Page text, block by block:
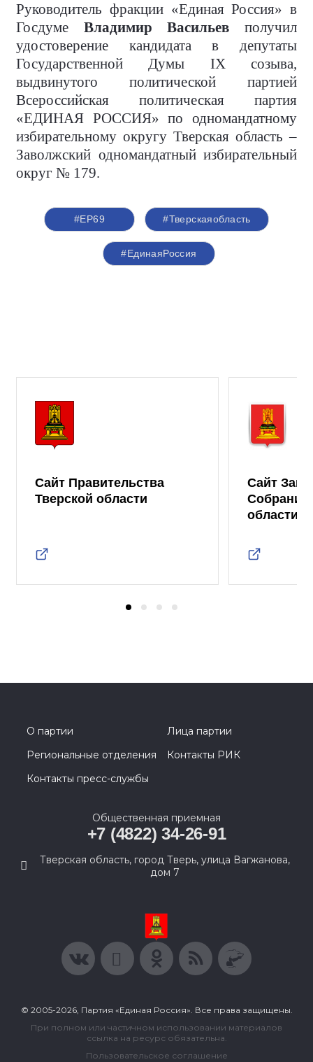
Руководитель фракции «Единая Россия» в
Госдуме Владимир Васильев получил
удостоверение кандидата в депутаты
Государственной Думы IX созыва,
выдвинутого политической партией
Всероссийская политическая партия
«ЕДИНАЯ РОССИЯ» по одномандатному
избирательному округу Тверская область –
Заволжский одномандатный избирательный
округ № 179.
#ЕР69 #Тверскаяобласть
#ЕдинаяРоссия
Сайт Правительства
Тверской области
Сайт
Собрания
области
О партии
Лица партии
Региональные отделения
Контакты РИК
Контакты пресс-службы
Общественная приемная
+7 (4822) 34-26-91
Тверская область, город Тверь, улица Вагжанова,
дом 7
© 2005-2026, Партия «Единая Россия». Все права защищены.
При полном или частичном использовании материалов
ссылка на ресурс обязательна.
Пользовательское соглашение